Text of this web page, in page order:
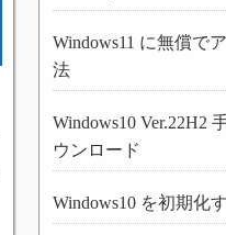
Windows11 に無償で
法
Windows10 Ver.22H2
ウンロード
Windows10 を初期化